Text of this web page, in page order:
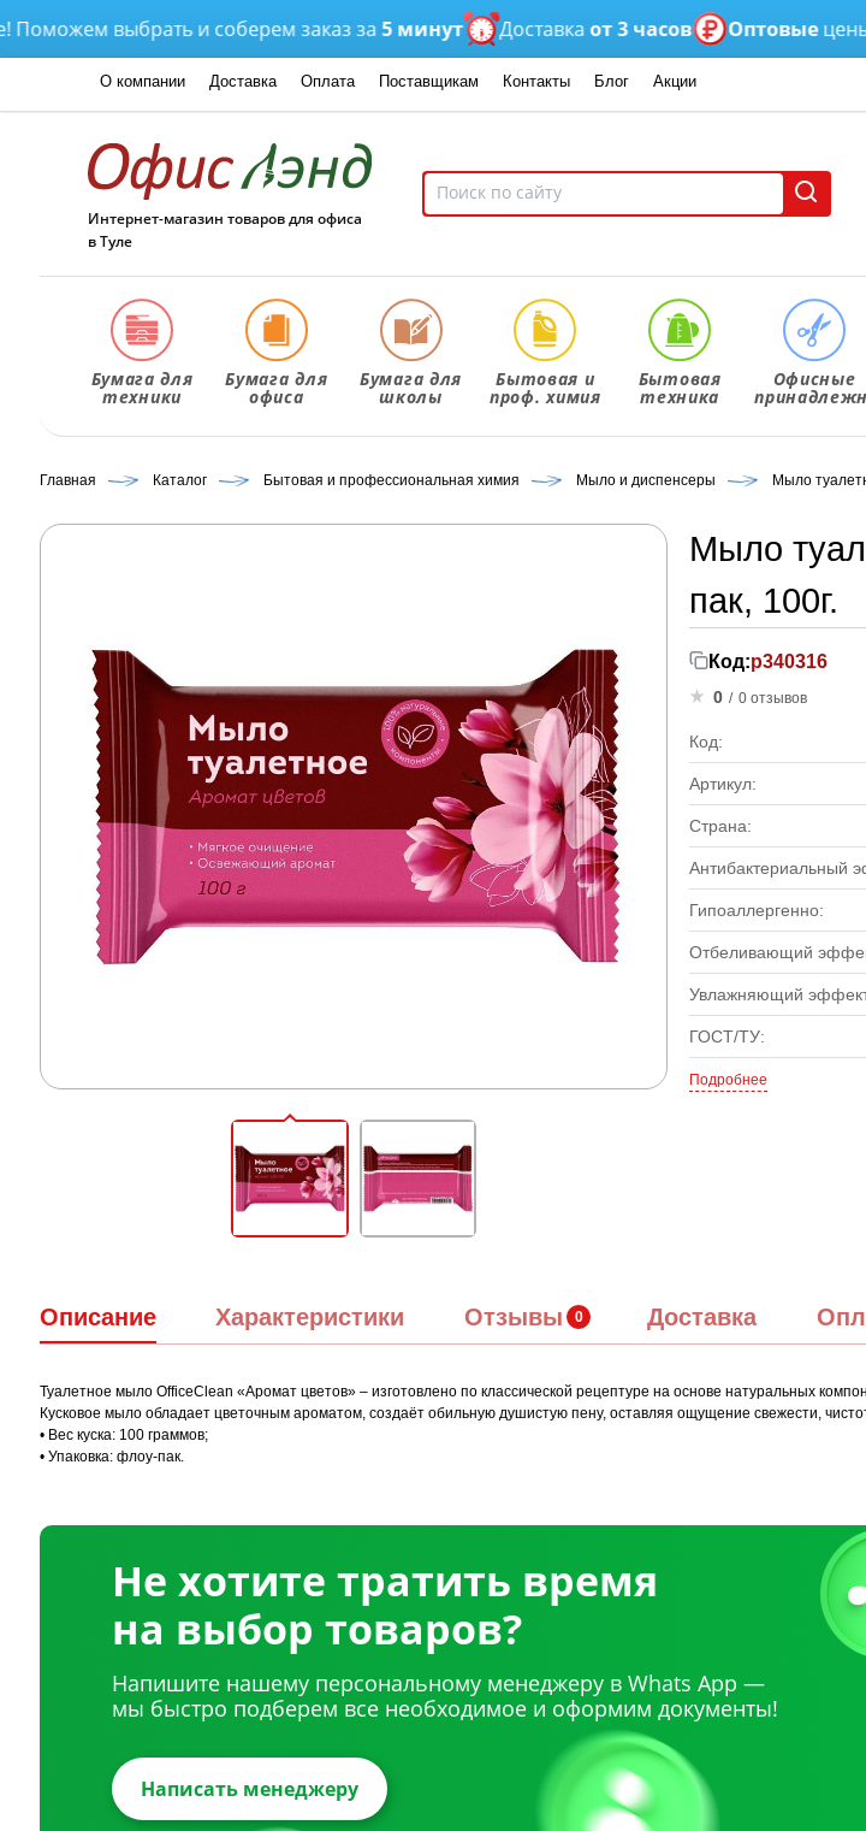
выбрать и соберем заказ за5 минут Доставкаот 3 часов Оптовыецены
О компании Доставка Оплата Поставщикам Контакты Блог Акции
Интернет-магазин товаров для офиса
в Туле
Бумага для
техники
Бумага для
офиса
Бумага для
школы
Бытовая и
проф. химия
Бытовая
техника
Офисные
Главная Каталог Бытовая и профессиональная химия Мыло и диспенсеры Мыло
Мыло
пак, 100г.
Код:р340316
0 / 0 отзывов
Код:
Артикул:
Страна:
Антибактериальный
Гипоаллергенно:
Отбеливающий
Увлажняющий
ГОСТ/ТУ:
Подробнее
Описание Характеристики Отзывы Доставка
Туалетное мыло OfficeClean «Аромат цветов» – изготовлено по классической рецептуре на основе натуральных
Кусковое мыло обладает цветочным ароматом, создаёт обильную душистую пену, оставляя ощущение свежести,
• Вес куска: 100 граммов;
• Упаковка: флоу-пак.
Не хотите тратить время
на выбор товаров?
Напишите нашему персональному менеджеру в Whats App —
мы быстро подберем все необходимое и оформим документы!
Написать менеджеру